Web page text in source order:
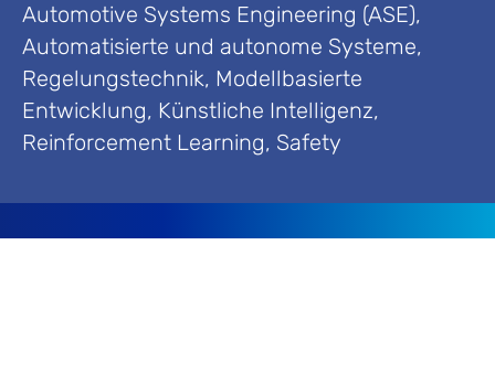
Automotive Systems Engineering (ASE),
Automatisierte und autonome Systeme,
Regelungstechnik, Modellbasierte
Entwicklung, Künstliche Intelligenz,
Reinforcement Learning, Safety